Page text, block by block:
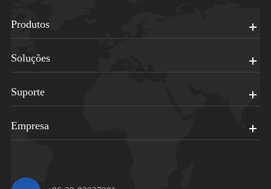
Produtos
Soluções
Suporte
Empresa